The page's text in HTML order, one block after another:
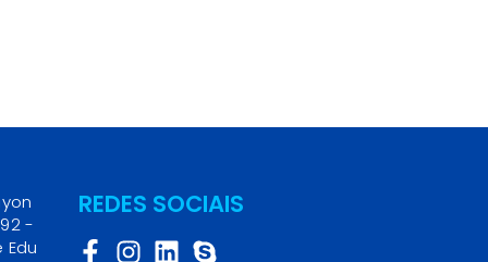
-
Edu
REDES SOCIAIS